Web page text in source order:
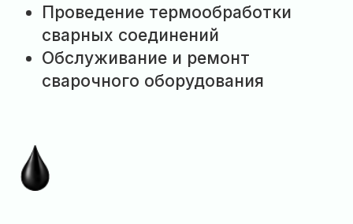
Инструкция для тех, кто
хочет поступить в колледж
специальность
Изучи список